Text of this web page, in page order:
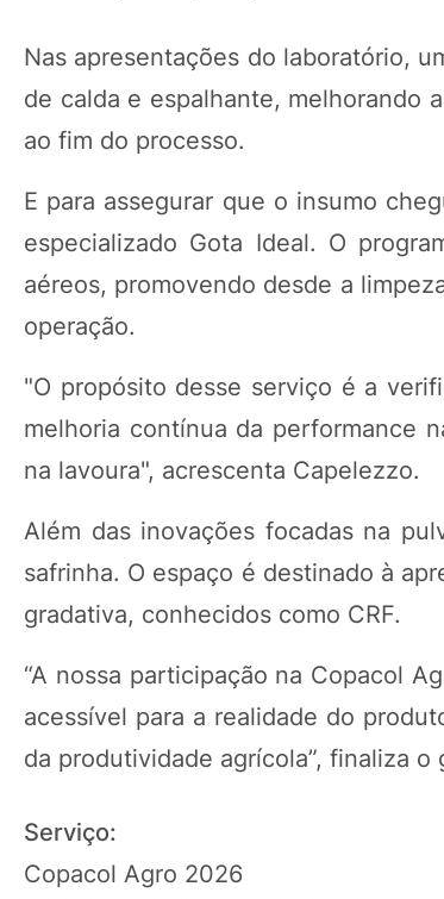
Nas apresentações do laboratório,
de calda e espalhante, melhorando
ao fim do processo.
E para assegurar que o insumo
especializado Gota Ideal. O
aéreos, promovendo desde a
operação.
"O propósito desse serviço é a
melhoria contínua da performance
na lavoura", acrescenta Capelezzo.
Além das inovações focadas na
safrinha. O espaço é destinado à
gradativa, conhecidos como CRF.
“A nossa participação na Copacol
acessível para a realidade do
da produtividade agrícola”, finaliza o
Serviço:
Copacol Agro 2026